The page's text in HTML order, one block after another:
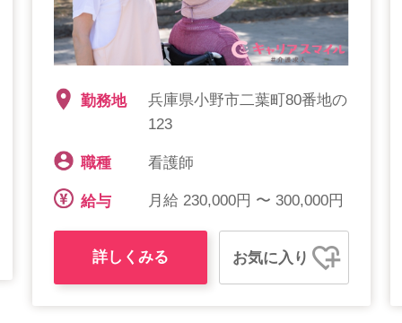
勤務地
兵庫県小野市二葉町80番地の
123
職種 看護師
給与 月給 230,000円 〜 300,000円
詳しくみる お気に入り